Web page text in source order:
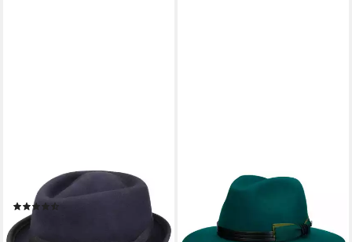
Fedora (1-St) Porkpie mit
Ripsband, Made in Italy
54,95 €
lieferbar - in 2-3 Werktagen bei dir
Filzhut (1-St) Travellerhut mit
Lederband, Made in Italy
84,95 €
lieferbar - in 2-3 Werktagen bei dir